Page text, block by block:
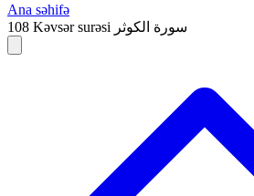
Ana səhifə
108 Kəvsər surəsi سورة الكوثر